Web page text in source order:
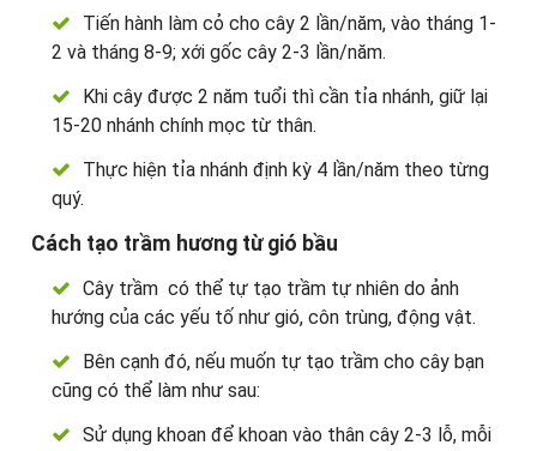
Tiến hành làm cỏ cho cây 2 lần/năm, vào tháng 1-
2 và tháng 8-9; xới gốc cây 2-3 lần/năm.
Khi cây được 2 năm tuổi thì cần tỉa nhánh, giữ lại
15-20 nhánh chính mọc từ thân.
Thực hiện tỉa nhánh định kỳ 4 lần/năm theo từng
quý.
Cách tạo trầm hương từ gió bầu
Cây trầm có thể tự tạo trầm tự nhiên do ảnh
hướng của các yếu tố như gió, côn trùng, động vật.
Bên cạnh đó, nếu muốn tự tạo trầm cho cây bạn
cũng có thể làm như sau:
Sử dụng khoan để khoan vào thân cây 2-3 lỗ, mỗi